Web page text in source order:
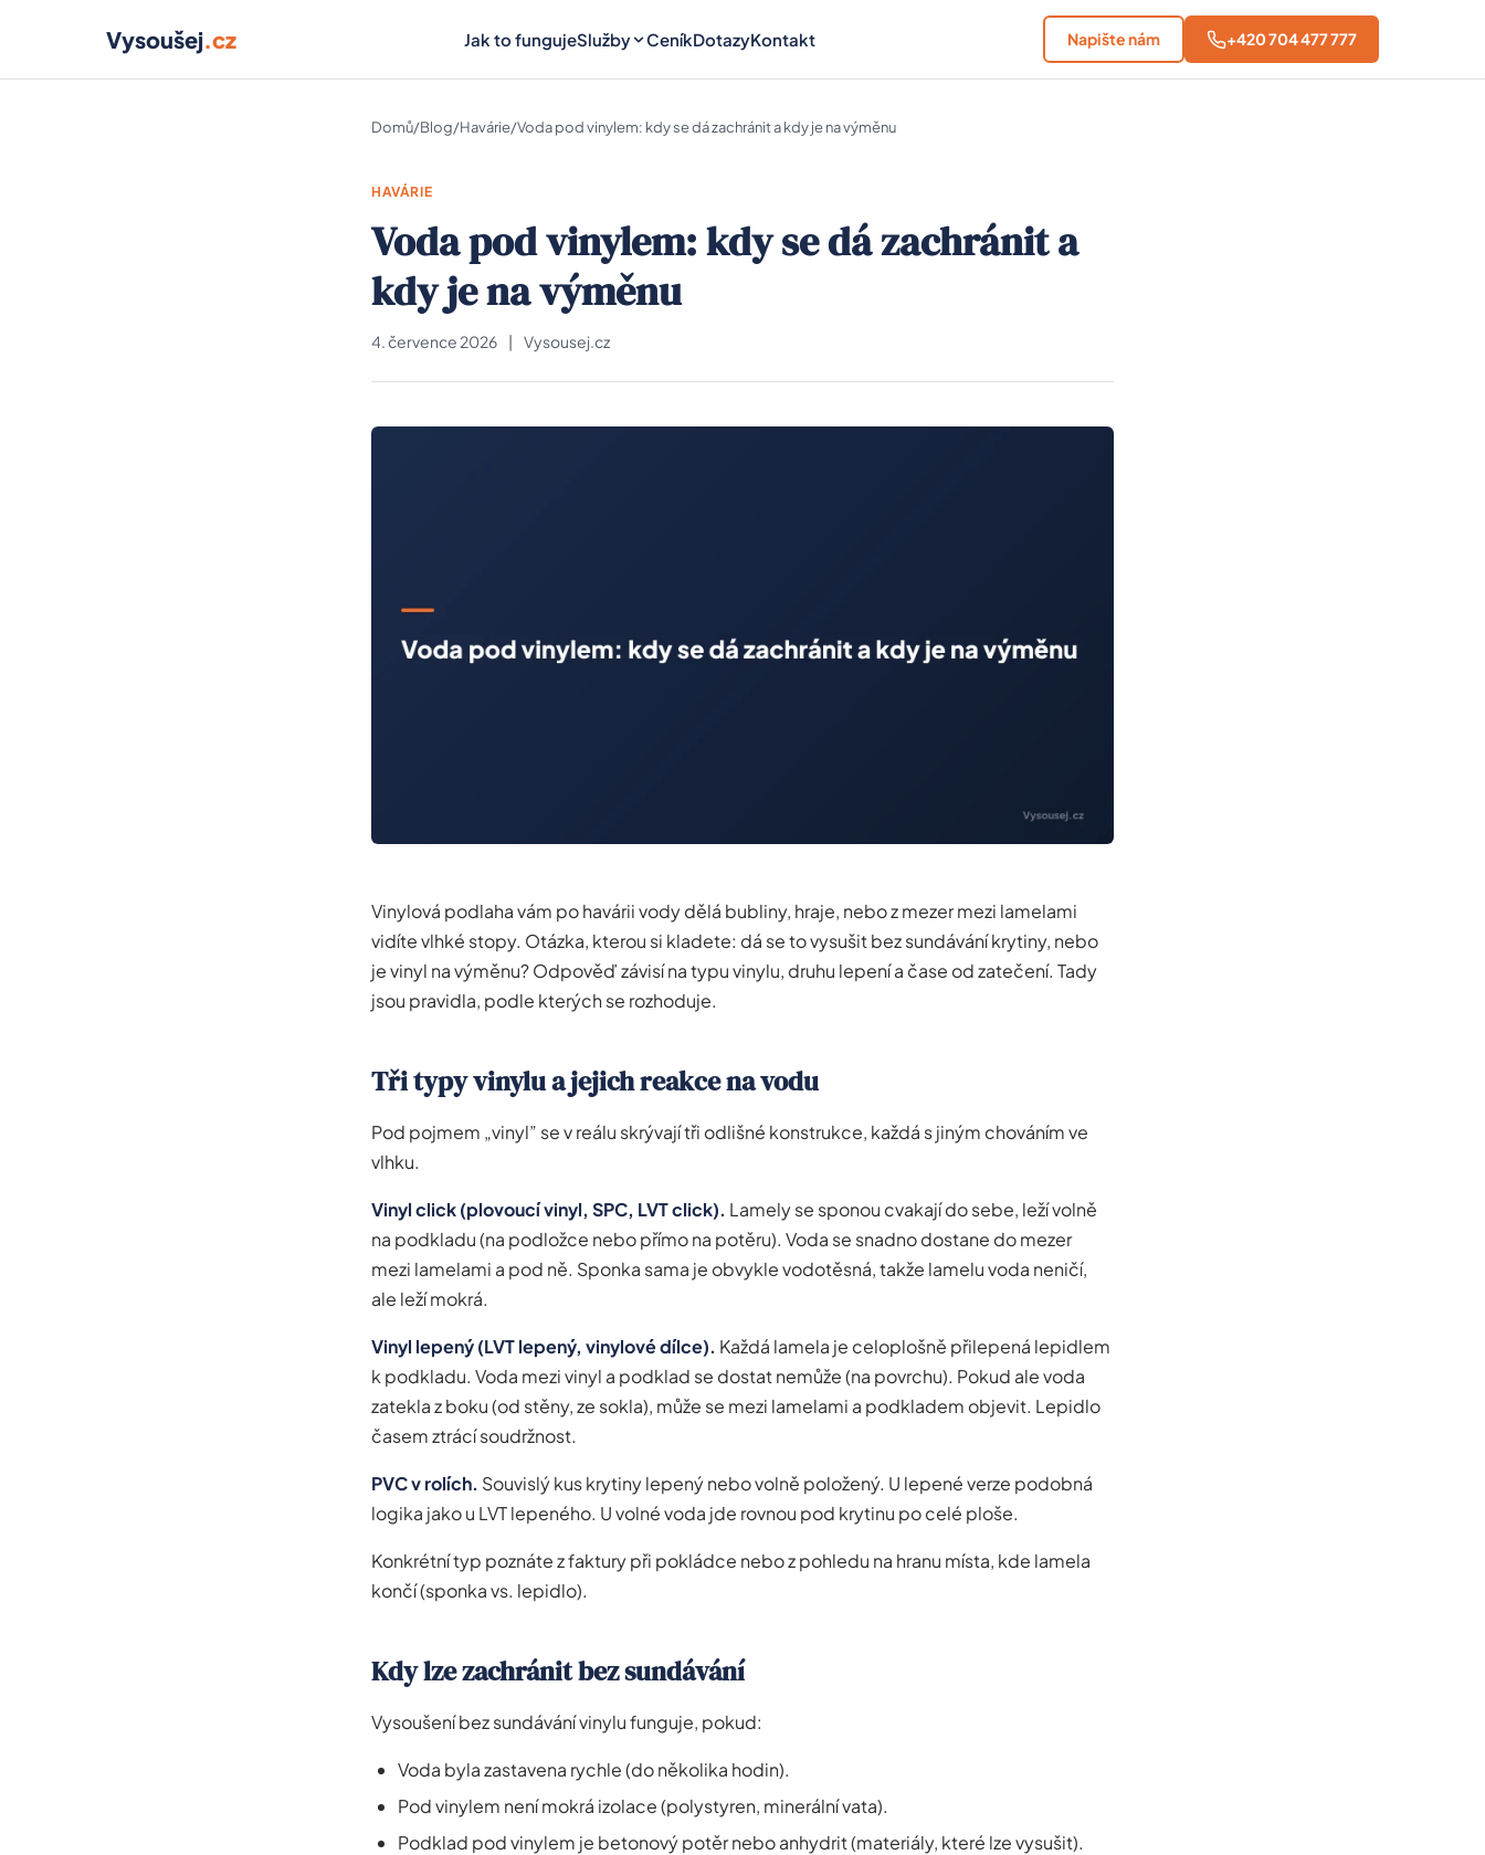
Vysoušej.cz Jak to fungujeSlužby CeníkDotazyKontakt Napište nám +420 704 477 777
Domů/Blog/Havárie/Voda pod vinylem: kdy se dá zachránit a kdy je na výměnu
HAVÁRIE
Voda pod vinylem: kdy se dá zachránit a
kdy je na výměnu
4. července 2026 | Vysousej.cz
Vinylová podlaha vám po havárii vody dělá bubliny, hraje, nebo z mezer mezi lamelami
vidíte vlhké stopy. Otázka, kterou si kladete: dá se to vysušit bez sundávání krytiny, nebo
je vinyl na výměnu? Odpověď závisí na typu vinylu, druhu lepení a čase od zatečení. Tady
jsou pravidla, podle kterých se rozhoduje.
Tři typy vinylu a jejich reakce na vodu
Pod pojmem „vinyl” se v reálu skrývají tři odlišné konstrukce, každá s jiným chováním ve
vlhku.
Vinyl click (plovoucí vinyl, SPC, LVT click). Lamely se sponou cvakají do sebe, leží volně
na podkladu (na podložce nebo přímo na potěru). Voda se snadno dostane do mezer
mezi lamelami a pod ně. Sponka sama je obvykle vodotěsná, takže lamelu voda neničí,
ale leží mokrá.
Vinyl lepený (LVT lepený, vinylové dílce). Každá lamela je celoplošně přilepená lepidlem
k podkladu. Voda mezi vinyl a podklad se dostat nemůže (na povrchu). Pokud ale voda
zatekla z boku (od stěny, ze sokla), může se mezi lamelami a podkladem objevit. Lepidlo
časem ztrácí soudržnost.
PVC v rolích. Souvislý kus krytiny lepený nebo volně položený. U lepené verze podobná
logika jako u LVT lepeného. U volné voda jde rovnou pod krytinu po celé ploše.
Konkrétní typ poznáte z faktury při pokládce nebo z pohledu na hranu místa, kde lamela
končí (sponka vs. lepidlo).
Kdy lze zachránit bez sundávání
Vysoušení bez sundávání vinylu funguje, pokud:
Voda byla zastavena rychle (do několika hodin).
Pod vinylem není mokrá izolace (polystyren, minerální vata).
Podklad pod vinylem je betonový potěr nebo anhydrit (materiály, které lze vysušit).